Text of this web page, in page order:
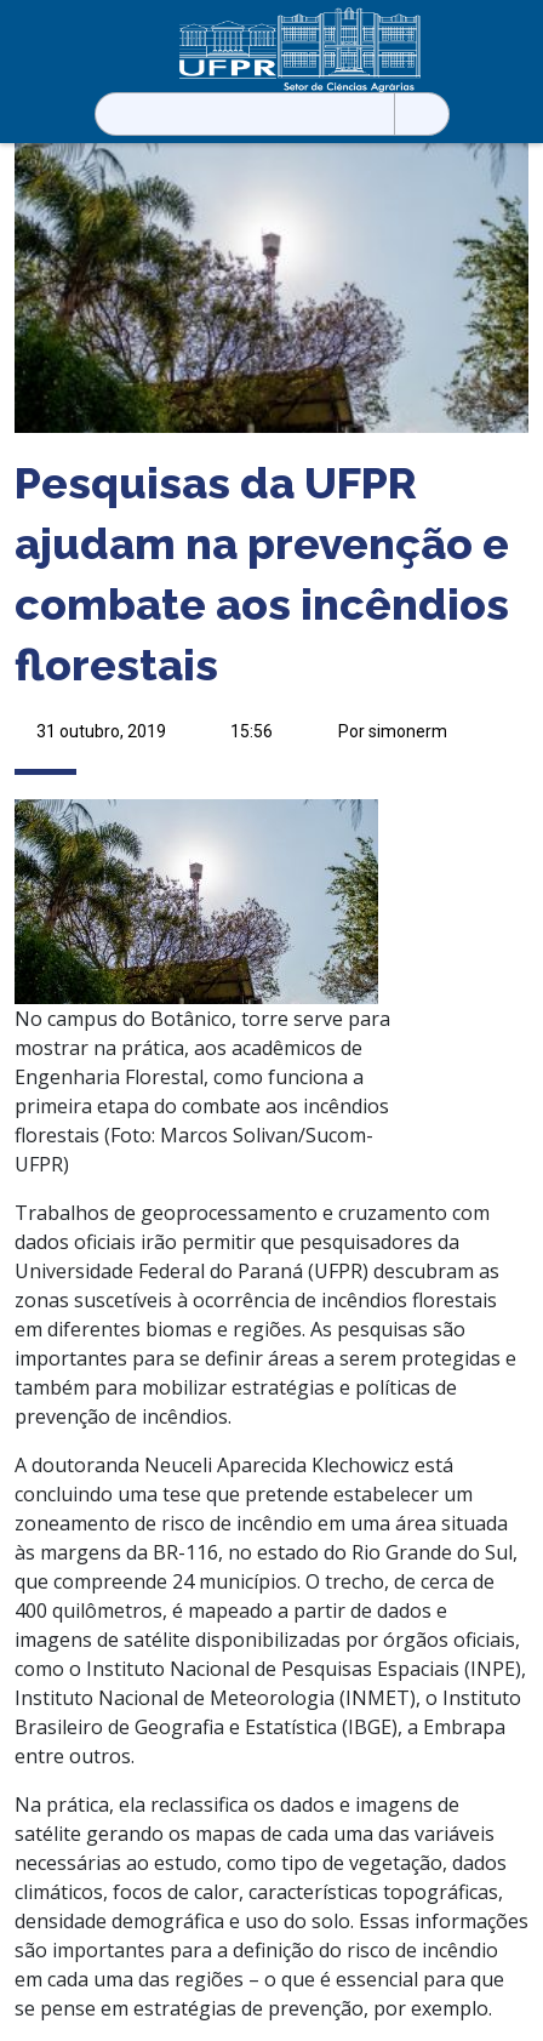
Pesquisar
por:
Pesquisas da UFPR
ajudam na prevenção e
combate aos incêndios
florestais
31 outubro, 2019 15:56 Por simonerm
No campus do Botânico, torre serve para
mostrar na prática, aos acadêmicos de
Engenharia Florestal, como funciona a
primeira etapa do combate aos incêndios
florestais (Foto: Marcos Solivan/Sucom-
UFPR)
Trabalhos de geoprocessamento e cruzamento com
dados oficiais irão permitir que pesquisadores da
Universidade Federal do Paraná (UFPR) descubram as
zonas suscetíveis à ocorrência de incêndios florestais
em diferentes biomas e regiões. As pesquisas são
importantes para se definir áreas a serem protegidas e
também para mobilizar estratégias e políticas de
prevenção de incêndios.
A doutoranda Neuceli Aparecida Klechowicz está
concluindo uma tese que pretende estabelecer um
zoneamento de risco de incêndio em uma área situada
às margens da BR-116, no estado do Rio Grande do Sul,
que compreende 24 municípios. O trecho, de cerca de
400 quilômetros, é mapeado a partir de dados e
imagens de satélite disponibilizadas por órgãos oficiais,
como o Instituto Nacional de Pesquisas Espaciais (INPE),
Instituto Nacional de Meteorologia (INMET), o Instituto
Brasileiro de Geografia e Estatística (IBGE), a Embrapa
entre outros.
Na prática, ela reclassifica os dados e imagens de
satélite gerando os mapas de cada uma das variáveis
necessárias ao estudo, como tipo de vegetação, dados
climáticos, focos de calor, características topográficas,
densidade demográfica e uso do solo. Essas informações
são importantes para a definição do risco de incêndio
em cada uma das regiões – o que é essencial para que
se pense em estratégias de prevenção, por exemplo.